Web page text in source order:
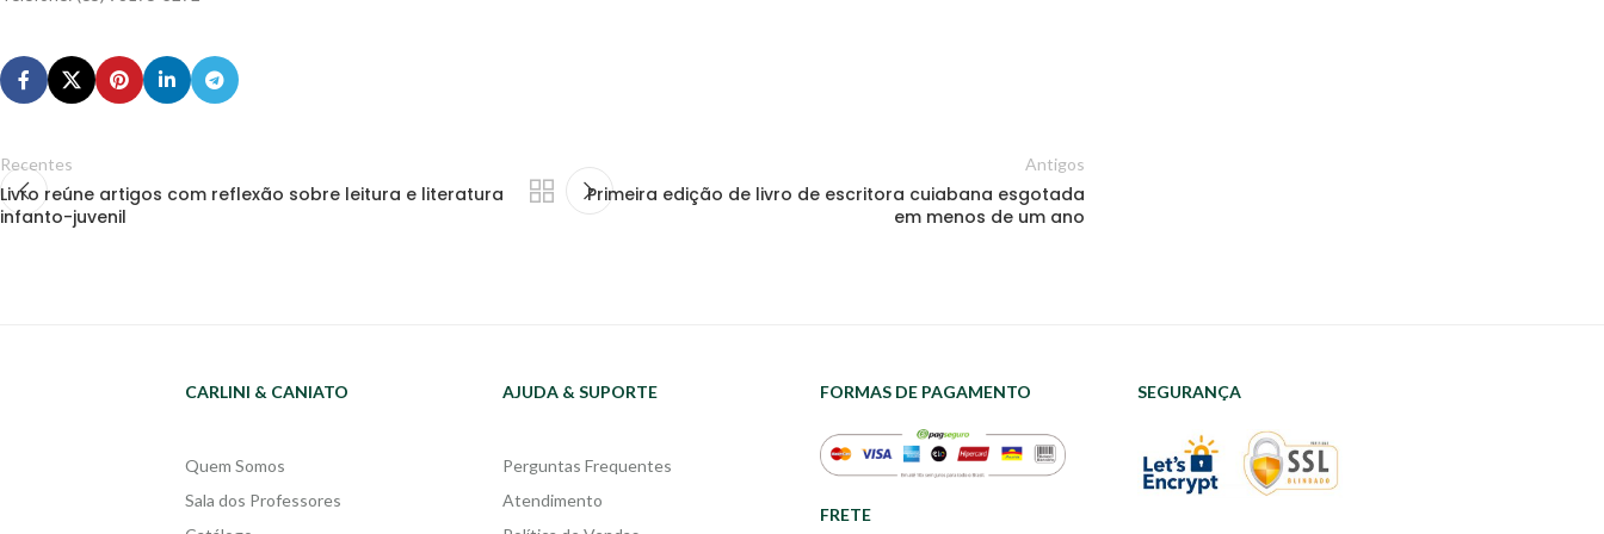
Recentes
Livro reúne artigos com reflexão sobre leitura e literatura
infanto-juvenil
Antigos
Primeira edição de livro de escritora cuiabana esgotada
em menos de um ano
CARLINI & CANIATO
Quem Somos
Sala dos Professores
AJUDA & SUPORTE
Perguntas Frequentes
Atendimento
FORMAS DE PAGAMENTO
FRETE
SEGURANÇA